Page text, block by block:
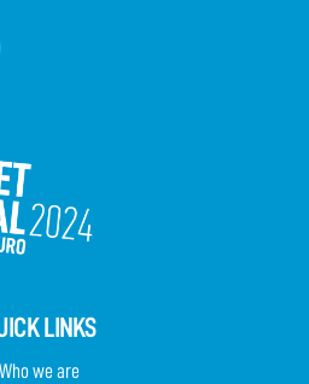
LINKS
Who we are